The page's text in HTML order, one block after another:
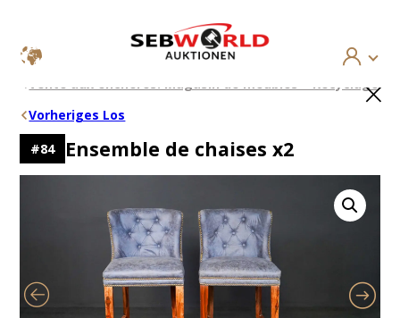
Aller
contenu
Vente aux enchères: Magasin de meubles – Recyclage
Vorheriges Los
#84 Ensemble de chaises x2
×